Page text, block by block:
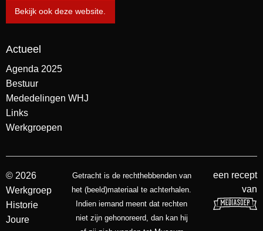
Bekijk ook deze website.
Actueel
Agenda 2025
Bestuur
Mededelingen WHJ
Links
Werkgroepen
© 2026
Werkgroep
Historie
Joure
Getracht is de rechthebbenden van
het (beeld)materiaal te achterhalen.
Indien iemand meent dat rechten
niet zijn gehonoreerd, dan kan hij
een recept
van